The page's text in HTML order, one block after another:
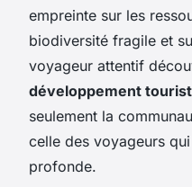
empreinte sur les
biodiversité fragile et
voyageur attentif
développement
seulement la
celle des voyageurs
profonde.